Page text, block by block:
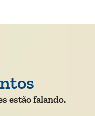
estão falando.